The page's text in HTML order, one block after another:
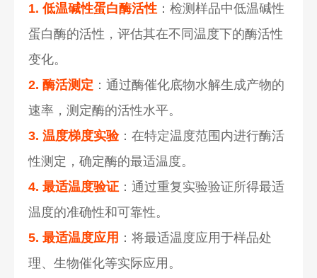
1. 低温碱性蛋白酶活性 ：检测样品中低温碱性
蛋白酶的活性，评估其在不同温度下的酶活性
变化。
2. 酶活测定 ：通过酶催化底物水解生成产物的
速率，测定酶的活性水平。
3. 温度梯度实验：在特定温度范围内进行酶活
性测定，确定酶的最适温度。
4. 最适温度验证 ：通过重复实验验证所得最适
温度的准确性和可靠性。
5. 最适温度应用 ：将最适温度应用于样品处
理、生物催化等实际应用。